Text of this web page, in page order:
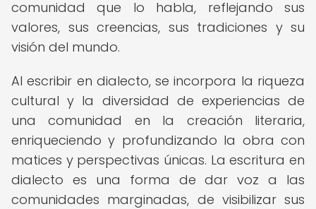
comunidad que lo habla, reflejando sus
valores, sus creencias, sus tradiciones y su
visión del mundo.
Al escribir en dialecto, se incorpora la riqueza
cultural y la diversidad de experiencias de
una comunidad en la creación literaria,
enriqueciendo y profundizando la obra con
matices y perspectivas únicas. La escritura en
dialecto es una forma de dar voz a las
comunidades marginadas, de visibilizar sus